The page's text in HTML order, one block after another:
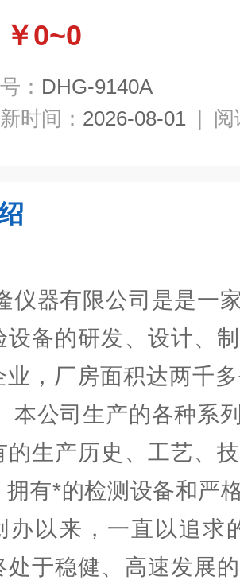
￥0~0
： DHG-9140A
时间： 2026-08-01 | 阅
仪器有限公司是是一
设备的研发、设计、
业，厂房面积达两千
本公司生产的各种系
的生产历史、工艺、
拥有*的检测设备和严
办以来，一直以追求
处于稳健、高速发展